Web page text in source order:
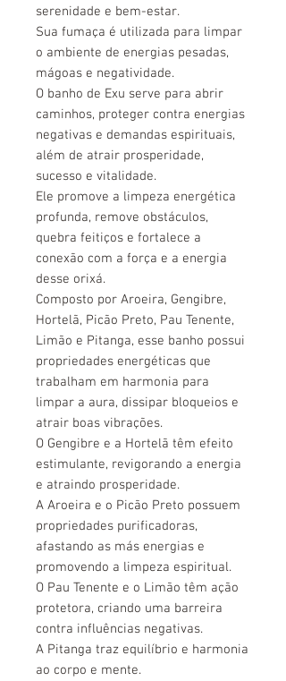
serenidade e bem-estar.
Sua fumaça é utilizada para limpar
o ambiente de energias pesadas,
mágoas e negatividade.
O banho de Exu serve para abrir
caminhos, proteger contra energias
negativas e demandas espirituais,
além de atrair prosperidade,
sucesso e vitalidade.
Ele promove a limpeza energética
profunda, remove obstáculos,
quebra feitiços e fortalece a
conexão com a força e a energia
desse orixá.
Composto por Aroeira, Gengibre,
Hortelã, Picão Preto, Pau Tenente,
Limão e Pitanga, esse banho possui
propriedades energéticas que
trabalham em harmonia para
limpar a aura, dissipar bloqueios e
atrair boas vibrações.
O Gengibre e a Hortelã têm efeito
estimulante, revigorando a energia
e atraindo prosperidade.
A Aroeira e o Picão Preto possuem
propriedades purificadoras,
afastando as más energias e
promovendo a limpeza espiritual.
O Pau Tenente e o Limão têm ação
protetora, criando uma barreira
contra influências negativas.
A Pitanga traz equilíbrio e harmonia
ao corpo e mente.